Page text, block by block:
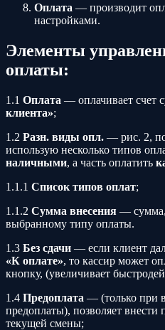
Оплата — производит
настройками.
Элементы
оплаты:
1.1 Оплата — оплачивает счет
клиента»;
1.2 Разн. виды опл. — рис. 2,
использую несколько типов
наличными, а часть оплатить
1.1.1 Список типов оплат;
1.1.2 Сумма внесения — сумма,
выбранному типу оплаты.
1.3 Без сдачи — если клиент
«К оплате», то кассир может
кнопку, (увеличивает
1.4 Предоплата — (только при
предоплаты), позволяет внести
текущей смены;